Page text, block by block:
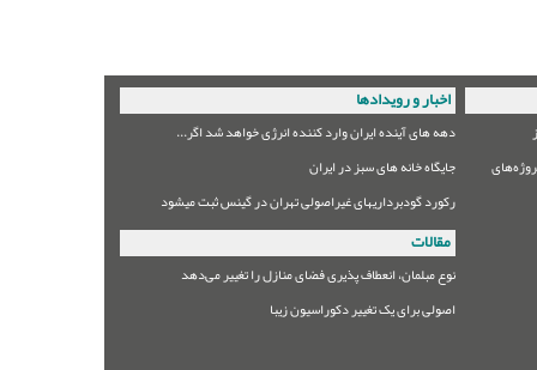
اخبار و رویدادها
دهه های آینده ایران وارد کننده انرژی خواهد شد اگر...
جایگاه خانه های سبز در ایران
رکورد گودبرداریهای غیراصولی تهران در گینس ثبت میشود
مقالات
نوع مبلمان،‌ انعطاف پذیری فضای منازل را تغییر می‌دهد
اصولی برای یک تغییر دکوراسیون زیبا